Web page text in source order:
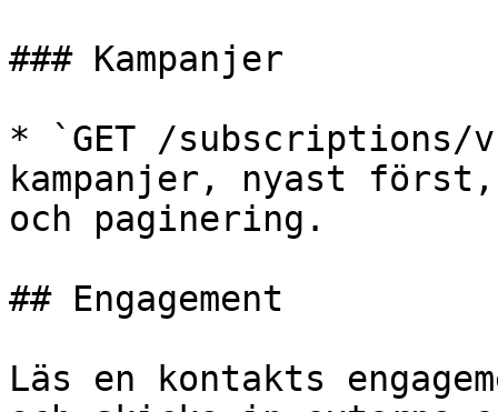
### Kampanjer
* `GET /subscriptions/
kampanjer, nyast
och paginering.
## Engagement
Läs en kontakts